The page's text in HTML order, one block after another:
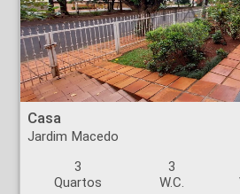
Casa - Jardim Macedo - Ribeirão Preto
Casa
Jardim Macedo
3
Quartos
3
W.C.